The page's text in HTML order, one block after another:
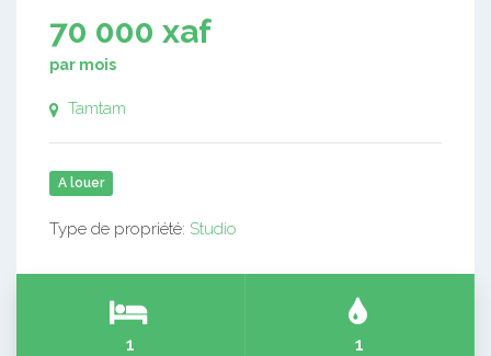
70 000 xaf
par mois
Tamtam
A louer
Type de propriété: Studio
1 1